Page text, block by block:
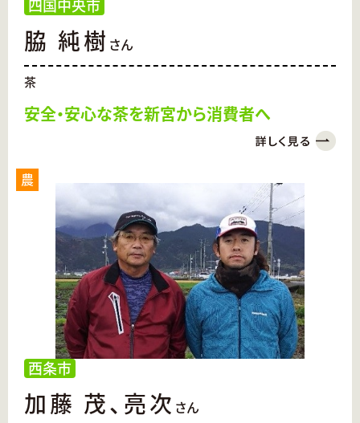
四国中央市
脇 純樹 さん
茶
安全・安心な茶を新宮から消費者へ
農
西条市
加藤 茂、亮次 さん